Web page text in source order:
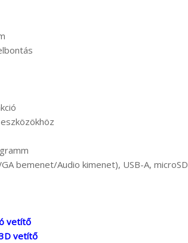
bemenet/Audio kimenet), USB-A, microSD
vetítő
vetítő